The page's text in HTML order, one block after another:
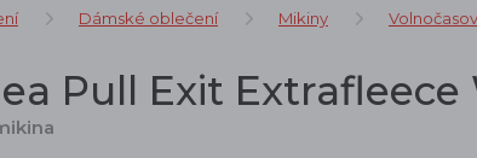
Dámské oblečení Mikiny
Pull Exit